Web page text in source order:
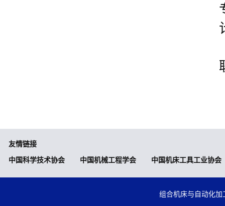
友情链接
中国科学技术协会 中国机械工程学会 中国机床工具工业协会
组合机床与自动化